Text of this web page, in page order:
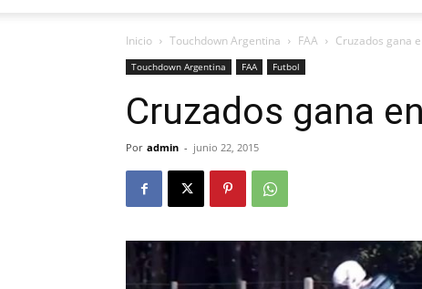
Inicio Touchdown Argentina FAA Cruzados gana
Touchdown Argentina FAA Futbol
Cruzados gana
Por admin - junio 22, 2015